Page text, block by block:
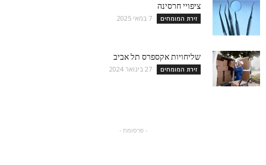
ציפויי חרסינה
זירת המומחים 7 במאי 2025
שליחויות אקספרס תל אביב
זירת המומחים 27 בינואר 2024
- פרסומת -